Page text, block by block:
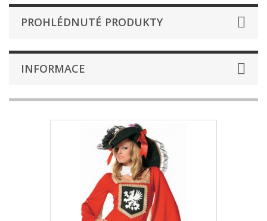
PROHLÉDNUTÉ PRODUKTY
INFORMACE